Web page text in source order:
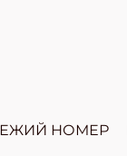
НОМЕР